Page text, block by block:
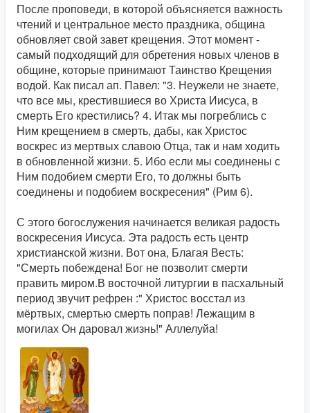
После проповеди, в которой объясняется важность
чтений и центральное место праздника, община
обновляет свой завет крещения. Этот момент -
самый подходящий для обретения новых членов в
общине, которые принимают Таинство Крещения
водой. Как писал ап. Павел: "3. Неужели не знаете,
что все мы, крестившиеся во Христа Иисуса, в
смерть Его крестились? 4. Итак мы погреблись с
Ним крещением в смерть, дабы, как Христос
воскрес из мертвых славою Отца, так и нам ходить
в обновленной жизни. 5. Ибо если мы соединены с
Ним подобием смерти Его, то должны быть
соединены и подобием воскресения" (Рим 6).
С этого богослужения начинается великая радость
воскресения Иисуса. Эта радость есть центр
христианской жизни. Вот она, Благая Весть:
"Смерть побеждена! Бог не позволит смерти
править миром.В восточной литургии в пасхальный
период звучит рефрен :" Христос восстал из
мёртвых, смертью смерть поправ! Лежащим в
могилах Он даровал жизнь!" Аллелуйа!